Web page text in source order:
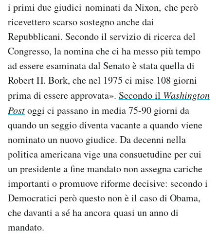
i primi due giudici nominati da Nixon, che però
ricevettero scarso sostegno anche dai
Repubblicani. Secondo il servizio di ricerca del
Congresso, la nomina che ci ha messo più tempo
ad essere esaminata dal Senato è stata quella di
Robert H. Bork, che nel 1975 ci mise 108 giorni
prima di essere approvata». Secondo il Washington
Postoggi ci passano in media 75-90 giorni da
quando un seggio diventa vacante a quando viene
nominato un nuovo giudice. Da decenni nella
politica americana vige una consuetudine per cui
un presidente a fine mandato non assegna cariche
importanti o promuove riforme decisive: secondo i
Democratici però questo non è il caso di Obama,
che davanti a sé ha ancora quasi un anno di
mandato.